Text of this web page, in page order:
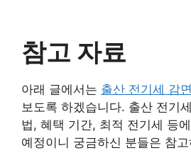
참고 자료
아래 글에서는 출산 전기세 감
보도록 하겠습니다. 출산 전기
법, 혜택 기간, 최적 전기세 등
예정이니 궁금하신 분들은 참